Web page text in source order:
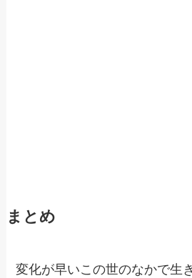
まとめ
変化が早いこの世のなかで生